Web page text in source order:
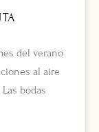
del verano
al aire
bodas